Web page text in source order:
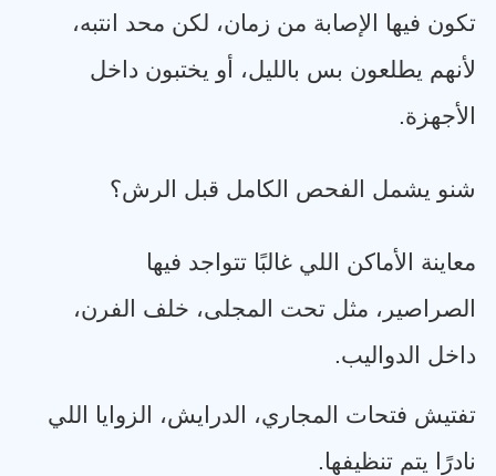
تكون فيها الإصابة من زمان، لكن محد انتبه،
لأنهم يطلعون بس بالليل، أو يختبون داخل
الأجهزة.
شنو يشمل الفحص الكامل قبل الرش؟
معاينة الأماكن اللي غالبًا تتواجد فيها
الصراصير، مثل تحت المجلى، خلف الفرن،
داخل الدواليب.
تفتيش فتحات المجاري، الدرايش، الزوايا اللي
نادرًا يتم تنظيفها.